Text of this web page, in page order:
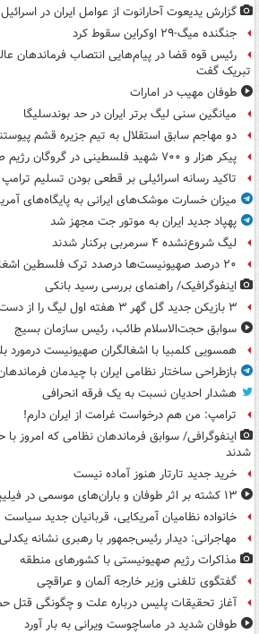
گزارش یدیعوت آحارانوت از عوامل ایران در اسرائیل
جنگنده میگ-۲۹ اوکراین سقوط کرد
رئیس قوه قضا در پیام‌هایی انتصاب‌ فرماندهان
تبریک گفت
طوفان مهیب در امارات
میانگین سنی لیگ برتر ایران در حد بوندسلیگا
دو مهاجم سابق استقلال به تیم جزیره قشم
پیکر هزار و ۷۰۰ شهید فلسطینی در گروگان رژیم صهیونیستی
تاکید رسانه اسرائیلی بر قطعی بودن تسلیم ترامپ
میزان خسارت موشک‌های ایرانی به پایگاه‌های
پهپاد جدید ایران به موتور جت مجهز شد
لیگ شروع‌نشده ۴ سرمربی برکنار شدند
۲۰ درصد صهیونیست‌ها درصدد ترک فلسطین اشغالی
اینفوگرافیک/ راهنمای بررسی رسید بانکی
۳ بازیکن جدید گل گهر ۳ هفته اول لیگ را از دست دادند
سوابق حجت‌الاسلام طائب، رئیس سازمان بسیج
همسویی کلمبیا با اشغالگران صهیونیست درمورد
بازطراحی ساختار نظامی ایران با چیدمان
هشدار احدیان نسبت به یک فرقه انحرافی
ترامپ: من هم درخواست غرامت از ایران دارم!
اینفوگرافی/ سوابق فرماندهان نظامی که امروز
شدند
خرید جدید تارتار هنوز آماده نیست
۱۳ کشته بر اثر طوفان و باران‌های موسمی در فیلیپین
خانواده نظامیان آمریکایی، قربانیان جدید
مهاجرانی: دیدار رئیس‌جمهور با رهبری نشانه
مذاکرات رژیم صهیونیستی با کشورهای منطقه
گفتگوی تلفنی وزیر خارجه آلمان و عراقچی
آغاز تحقیقات پلیس درباره علت و چگونگی قتل
طوفان شدید در ماساچوست ویرانی به بار آورد